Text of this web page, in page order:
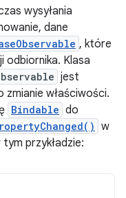
wysyłania
dane
, które
odbiornika. Klasa
jest
zmianie właściwości.
Bindable do
w
przykładzie: